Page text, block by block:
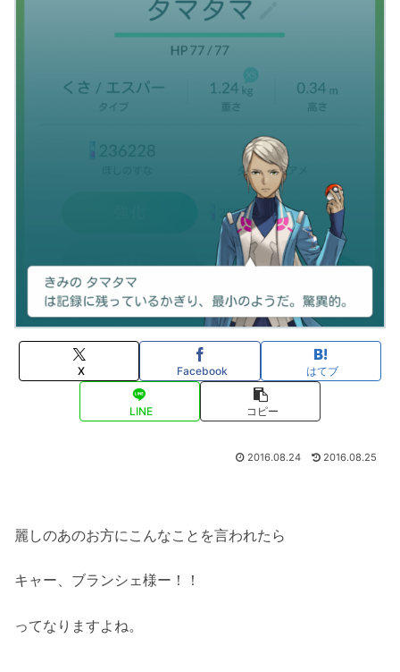
X Facebook はてブ
LINE コピー
2016.08.24 2016.08.25
麗しのあのお方にこんなことを言われたら
キャー、ブランシェ様ー！！
ってなりますよね。